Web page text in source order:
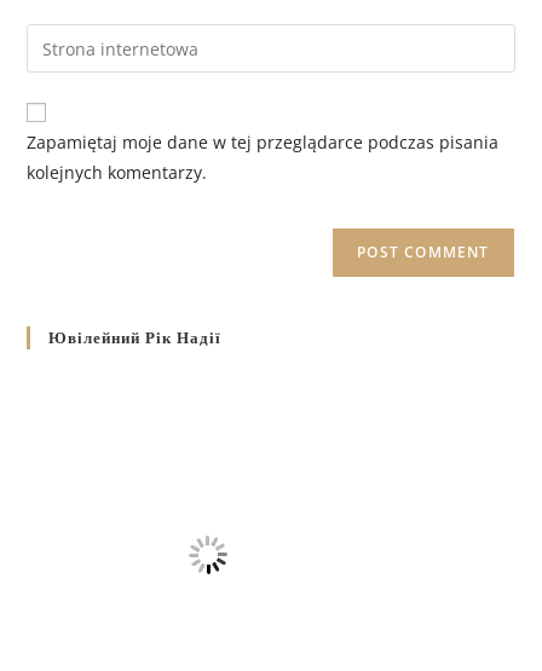
Zapamiętaj moje dane w tej przeglądarce podczas pisania
kolejnych komentarzy.
Ювілейний Рік Надії